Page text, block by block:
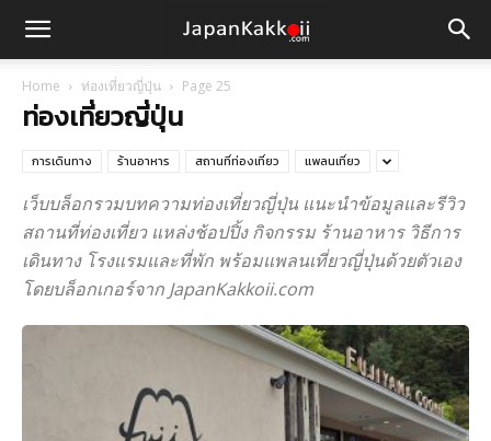
Home ท่องเที่ยวญี่ปุ่น Page 25
ท่องเที่ยวญี่ปุ่น
การเดินทาง ร้านอาหาร สถานที่ท่องเที่ยว แพลนเที่ยว
เว็บบล็อกรวมบทความท่องเที่ยวญี่ปุ่น แนะนำข้อมูลและรีวิว
สถานที่ท่องเที่ยว แหล่งช้อปปิ้ง กิจกรรม ร้านอาหาร วิธีการ
เดินทาง โรงแรมและที่พัก พร้อมแพลนเที่ยวญี่ปุ่นด้วยตัวเอง
โดยบล็อกเกอร์จาก JapanKakkoii.com